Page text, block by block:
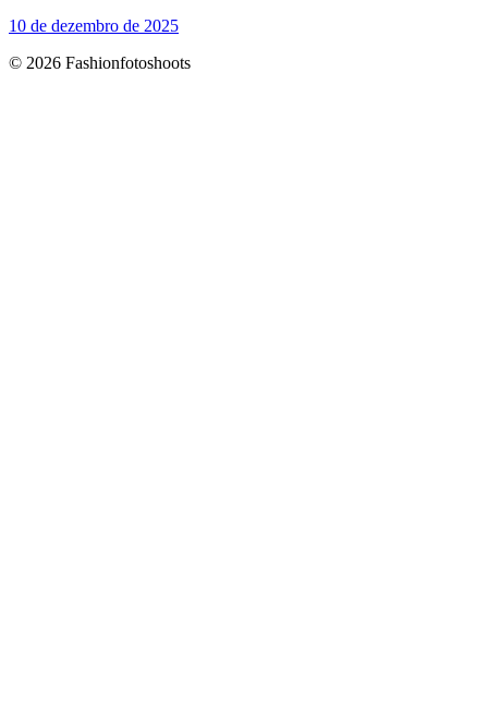
10 de dezembro de 2025
© 2026 Fashionfotoshoots